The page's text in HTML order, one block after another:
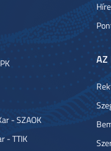
- SZAOK
- TTIK
AZ